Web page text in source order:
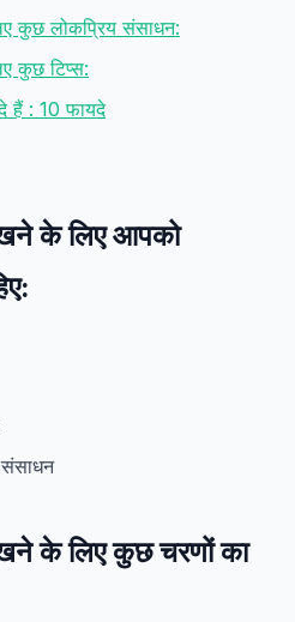
कुछ लोकप्रिय संसाधन:
कुछ टिप्स:
हैं : 10 फायदे
के लिए आपको
के लिए कुछ चरणों का